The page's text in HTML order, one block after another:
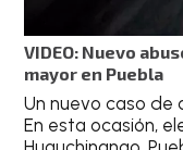
VIDEO: Nuevo
mayor en Puebla
Un nuevo caso de
En esta ocasión,